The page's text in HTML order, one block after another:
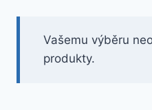
Vašemu výběru
produkty.